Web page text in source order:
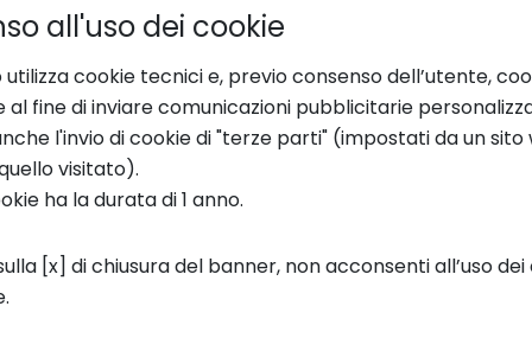
delle startup? In questo episodio,
Ecosistemi d’Innovazione, racconta
in Italia: un ecosistema fatto di
genera crescita e impatto
all'uso dei cookie
cookie tecnici e, previo consenso dell’utente,
al fine di inviare comunicazioni pubblicitarie
l'invio di cookie di "terze parti" (impostati da un sito
visitato).
ha la durata di 1 anno.
[x] di chiusura del banner, non acconsenti all’uso dei